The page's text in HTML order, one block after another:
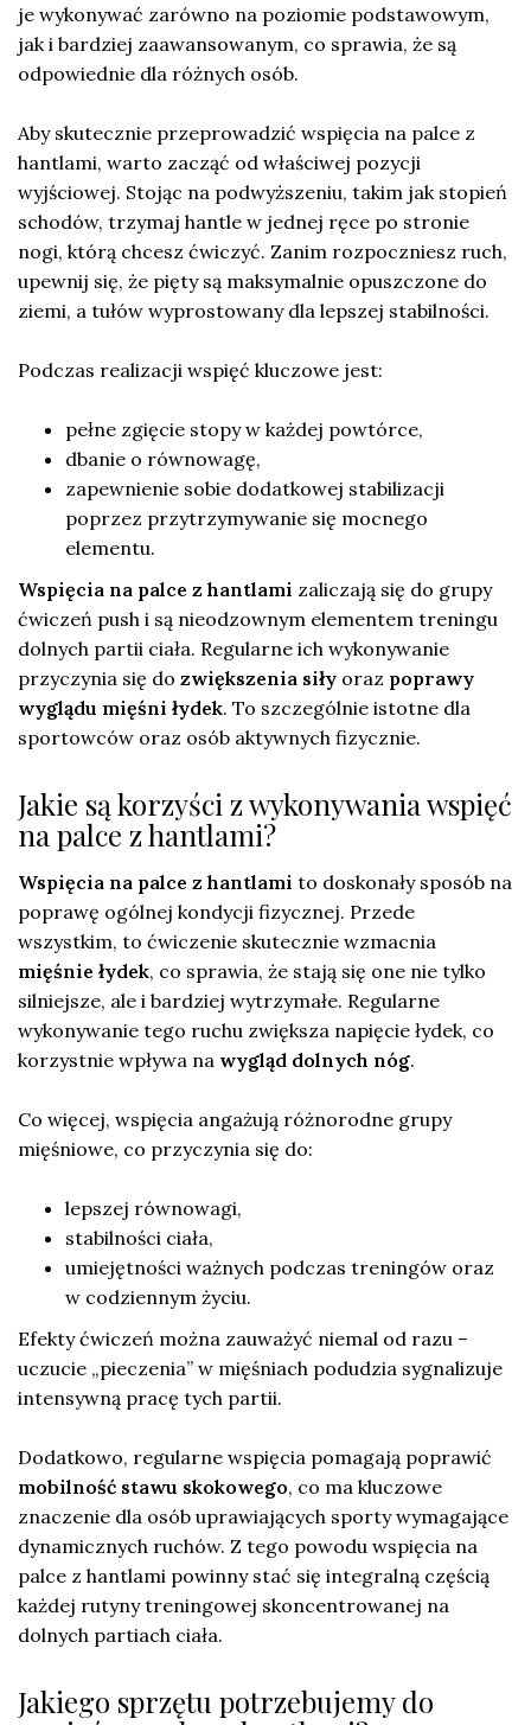
je wykonywać zarówno na poziomie podstawowym,
jak i bardziej zaawansowanym, co sprawia, że są
odpowiednie dla różnych osób.
Aby skutecznie przeprowadzić wspięcia na palce z
hantlami, warto zacząć od właściwej pozycji
wyjściowej. Stojąc na podwyższeniu, takim jak stopień
schodów, trzymaj hantle w jednej ręce po stronie
nogi, którą chcesz ćwiczyć. Zanim rozpoczniesz ruch,
upewnij się, że pięty są maksymalnie opuszczone do
ziemi, a tułów wyprostowany dla lepszej stabilności.
Podczas realizacji wspięć kluczowe jest:
pełne zgięcie stopy w każdej powtórce,
dbanie o równowagę,
zapewnienie sobie dodatkowej stabilizacji
poprzez przytrzymywanie się mocnego
elementu.
Wspięcia na palce z hantlami zaliczają się do grupy
ćwiczeń push i są nieodzownym elementem treningu
dolnych partii ciała. Regularne ich wykonywanie
przyczynia się do zwiększenia siły oraz poprawy
wyglądu mięśni łydek. To szczególnie istotne dla
sportowców oraz osób aktywnych fizycznie.
Jakie są korzyści z wykonywania wspięć
na palce z hantlami?
Wspięcia na palce z hantlami to doskonały sposób na
poprawę ogólnej kondycji fizycznej. Przede
wszystkim, to ćwiczenie skutecznie wzmacnia
mięśnie łydek, co sprawia, że stają się one nie tylko
silniejsze, ale i bardziej wytrzymałe. Regularne
wykonywanie tego ruchu zwiększa napięcie łydek, co
korzystnie wpływa na wygląd dolnych nóg.
Co więcej, wspięcia angażują różnorodne grupy
mięśniowe, co przyczynia się do:
lepszej równowagi,
stabilności ciała,
umiejętności ważnych podczas treningów oraz
w codziennym życiu.
Efekty ćwiczeń można zauważyć niemal od razu –
uczucie „pieczenia” w mięśniach podudzia sygnalizuje
intensywną pracę tych partii.
Dodatkowo, regularne wspięcia pomagają poprawić
mobilność stawu skokowego, co ma kluczowe
znaczenie dla osób uprawiających sporty wymagające
dynamicznych ruchów. Z tego powodu wspięcia na
palce z hantlami powinny stać się integralną częścią
każdej rutyny treningowej skoncentrowanej na
dolnych partiach ciała.
Jakiego sprzętu potrzebujemy do